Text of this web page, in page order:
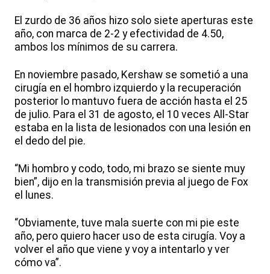
El zurdo de 36 años hizo solo siete aperturas este
año, con marca de 2-2 y efectividad de 4.50,
ambos los mínimos de su carrera.
En noviembre pasado, Kershaw se sometió a una
cirugía en el hombro izquierdo y la recuperación
posterior lo mantuvo fuera de acción hasta el 25
de julio. Para el 31 de agosto, el 10 veces All-Star
estaba en la lista de lesionados con una lesión en
el dedo del pie.
“Mi hombro y codo, todo, mi brazo se siente muy
bien”, dijo en la transmisión previa al juego de Fox
el lunes.
“Obviamente, tuve mala suerte con mi pie este
año, pero quiero hacer uso de esta cirugía. Voy a
volver el año que viene y voy a intentarlo y ver
cómo va”.